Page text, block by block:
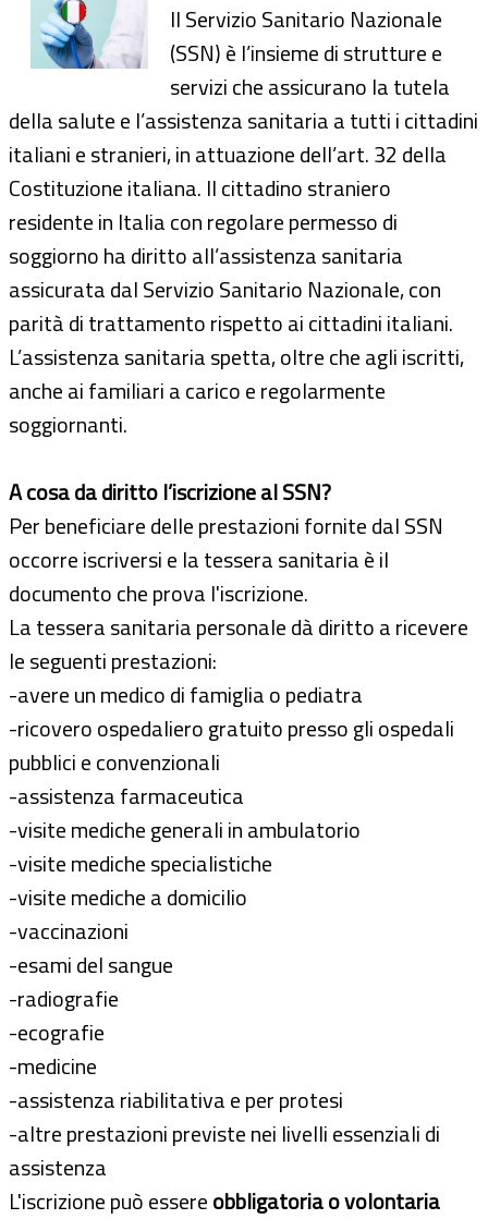
Il Servizio Sanitario Nazionale
(SSN) è l’insieme di strutture e
servizi che assicurano la tutela
della salute e l’assistenza sanitaria a tutti i cittadini
italiani e stranieri, in attuazione dell’art. 32 della
Costituzione italiana. Il cittadino straniero
residente in Italia con regolare permesso di
soggiorno ha diritto all’assistenza sanitaria
assicurata dal Servizio Sanitario Nazionale, con
parità di trattamento rispetto ai cittadini italiani.
L’assistenza sanitaria spetta, oltre che agli iscritti,
anche ai familiari a carico e regolarmente
soggiornanti.
A cosa da diritto l’iscrizione al SSN?
Per beneficiare delle prestazioni fornite dal SSN
occorre iscriversi e la tessera sanitaria è il
documento che prova l'iscrizione.
La tessera sanitaria personale dà diritto a ricevere
le seguenti prestazioni:
-avere un medico di famiglia o pediatra
-ricovero ospedaliero gratuito presso gli ospedali
pubblici e convenzionali
-assistenza farmaceutica
-visite mediche generali in ambulatorio
-visite mediche specialistiche
-visite mediche a domicilio
-vaccinazioni
-esami del sangue
-radiografie
-ecografie
-medicine
-assistenza riabilitativa e per protesi
-altre prestazioni previste nei livelli essenziali di
assistenza
L'iscrizione può essereobbligatoria o volontaria